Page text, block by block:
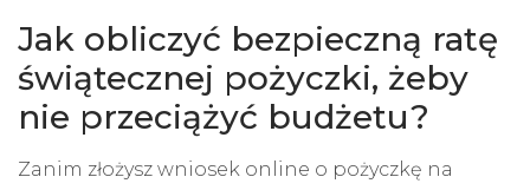
Jak obliczyć bezpieczną ratę
świątecznej pożyczki, żeby
nie przeciążyć budżetu?
Zanim złożysz wniosek online o pożyczkę na